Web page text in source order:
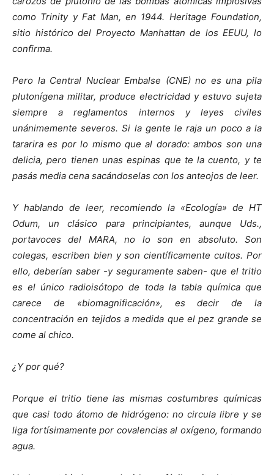
como Trinity y Fat Man, en 1944. Heritage Foundation,
sitio histórico del Proyecto Manhattan de los EEUU, lo
confirma.
Pero la Central Nuclear Embalse (CNE) no es una pila
plutonígena militar, produce electricidad y estuvo sujeta
siempre a reglamentos internos y leyes civiles
unánimemente severos. Si la gente le raja un poco a la
tararira es por lo mismo que al dorado: ambos son una
delicia, pero tienen unas espinas que te la cuento, y te
pasás media cena sacándoselas con los anteojos de leer.
Y hablando de leer, recomiendo la «Ecología» de HT
Odum, un clásico para principiantes, aunque Uds.,
portavoces del MARA, no lo son en absoluto. Son
colegas, escriben bien y son científicamente cultos. Por
ello, deberían saber -y seguramente saben- que el tritio
es el único radioisótopo de toda la tabla química que
carece de «biomagnificación», es decir de la
concentración en tejidos a medida que el pez grande se
come al chico.
¿Y por qué?
Porque el tritio tiene las mismas costumbres químicas
que casi todo átomo de hidrógeno: no circula libre y se
liga fortísimamente por covalencias al oxígeno, formando
agua.